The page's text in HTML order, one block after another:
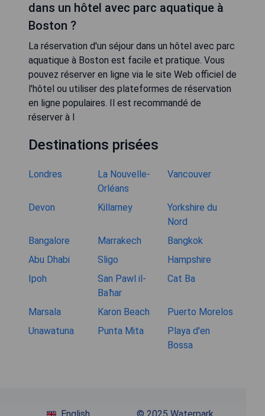
dans un hôtel avec parc aquatique à
Boston ?
La réservation d'un séjour dans un hôtel avec parc
aquatique à Boston est facile et pratique. Vous
pouvez réserver en ligne via le site Web officiel de
l'hôtel ou utiliser des plateformes de réservation
en ligne populaires. Il est recommandé de
réserver à l
Destinations prisées
Londres
La Nouvelle-
Orléans
Vancouver
Devon Killarney
Yorkshire du
Nord
Bangalore
Marrakech
Bangkok
Abu Dhabi
Sligo
Hampshire
Ipoh
San Pawl il-
Baħar
Cat Ba
Marsala Karon Beach
Puerto Morelos
Unawatuna
Punta Mita
Playa d'en
Bossa